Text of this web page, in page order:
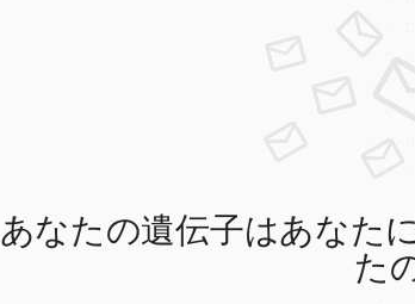
あなたの遺伝子はあなた
た